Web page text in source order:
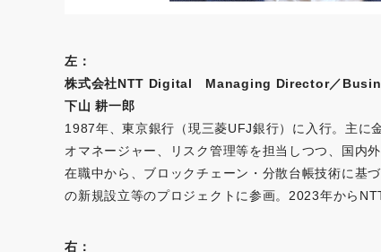
左：
株式会社NTT Digital Managing Director／
下山 耕一郎
1987年、東京銀行（現三菱UFJ銀行）に入行。主に
オマネージャー、リスク管理等を担当しつつ、国内
在職中から、ブロックチェーン・分散台帳技術に基
の新規設立等のプロジェクトに参画。2023年から
右：